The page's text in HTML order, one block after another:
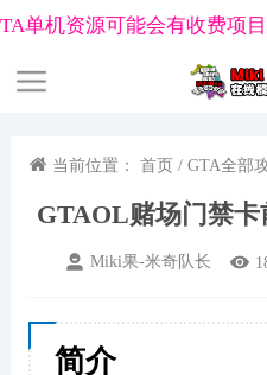
资源可能会有收费项目，
GTAOL捏脸数据工具 GTA私
当前位置： 首页 / GTA全部
GTAOL赌场门禁
狱
Miki果-米奇队长
简介